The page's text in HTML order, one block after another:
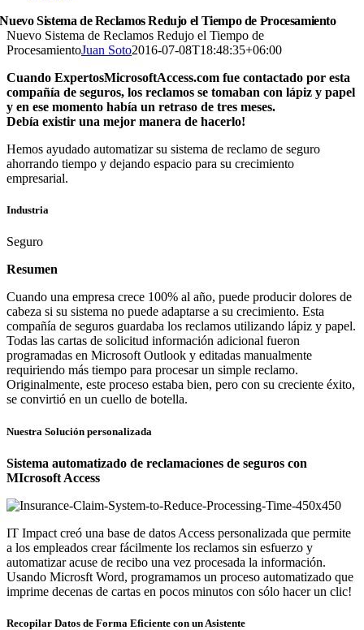
Nuevo Sistema de Reclamos Redujo el Tiempo de Procesamiento
Nuevo Sistema de Reclamos Redujo el Tiempo de
ProcesamientoJuan Soto2016-07-08T18:48:35+06:00
Cuando ExpertosMicrosoftAccess.com fue contactado por esta
compañía de seguros, los reclamos se tomaban con lápiz y papel
y en ese momento había un retraso de tres meses.
Debía existir una mejor manera de hacerlo!
Hemos ayudado automatizar su sistema de reclamo de seguro
ahorrando tiempo y dejando espacio para su crecimiento
empresarial.
Industria
Seguro
Resumen
Cuando una empresa crece 100% al año, puede producir dolores de
cabeza si su sistema no puede adaptarse a su crecimiento. Esta
compañía de seguros guardaba los reclamos utilizando lápiz y papel.
Todas las cartas de solicitud información adicional fueron
programadas en Microsoft Outlook y editadas manualmente
requiriendo más tiempo para procesar un simple reclamo.
Originalmente, este proceso estaba bien, pero con su creciente éxito,
se convirtió en un cuello de botella.
Nuestra Solución personalizada
Sistema automatizado de reclamaciones de seguros con
MIcrosoft Access
IT Impact creó una base de datos Access personalizada que permite
a los empleados crear fácilmente los reclamos sin esfuerzo y
automatizar acuse de recibo una vez procesada la información.
Usando Microsft Word, programamos un proceso automatizado que
imprime decenas de cartas en pocos minutos con sólo hacer un clic!
Recopilar Datos de Forma Eficiente con un Asistente